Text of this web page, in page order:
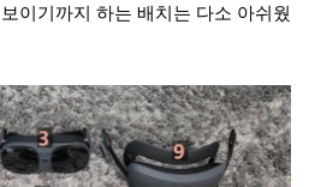
이기까지 하는 배치는 다소 아쉬웠